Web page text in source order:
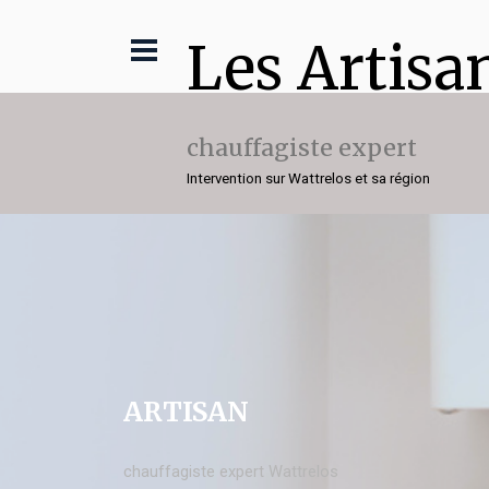
Les
chauffagiste expert
Intervention sur Wattrelos et sa région
ARTISAN
chauffagiste expert Wattrelos